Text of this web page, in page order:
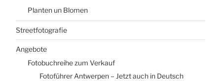
Planten un Blomen
Streetfotografie
Angebote
Fotobuchreihe zum Verkauf
Fotoführer Antwerpen – Jetzt auch in Deutsch